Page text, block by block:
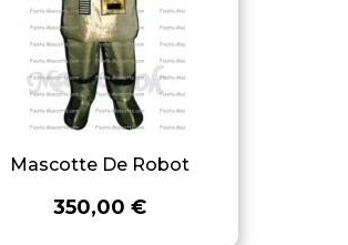
Mascotte De Robot
350,00 €